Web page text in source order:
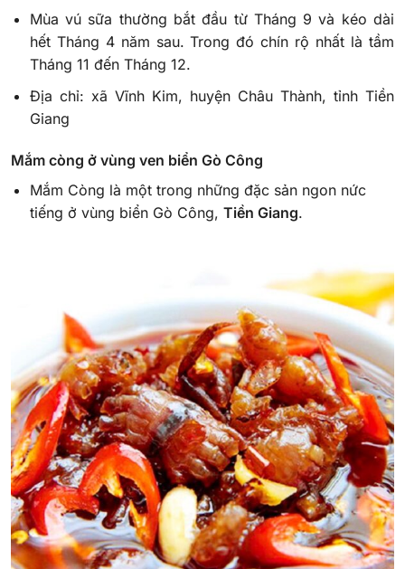
Mùa vú sữa thường bắt đầu từ Tháng 9 và kéo dài
hết Tháng 4 năm sau. Trong đó chín rộ nhất là tầm
Tháng 11 đến Tháng 12.
Địa chỉ: xã Vĩnh Kim, huyện Châu Thành, tỉnh Tiền
Giang
Mắm còng ở vùng ven biển Gò Công
Mắm Còng là một trong những đặc sản ngon nức
tiếng ở vùng biển Gò Công, Tiền Giang.